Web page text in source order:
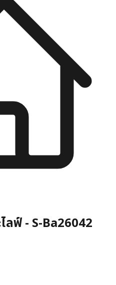
ลฟ์ - S-Ba26042